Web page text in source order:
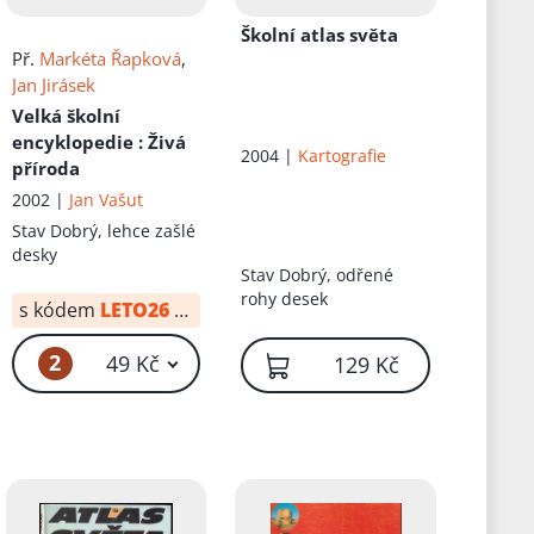
Kč
Př. Markéta Řapková,
Jan Jirásek
Velká školní
encyklopedie : Živá
příroda
2002 | Jan Vašut
Stav Dobrý, lehce zašlé
desky
s kódem LETO26 od: 34 Kč
2 49 Kč
Školní atlas světa
2004 | Kartografie
Stav Dobrý, odřené
rohy desek
129 Kč